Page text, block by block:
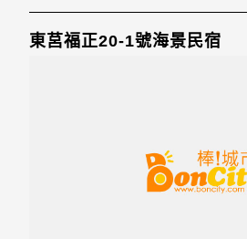
東莒福正20-1號海景民宿